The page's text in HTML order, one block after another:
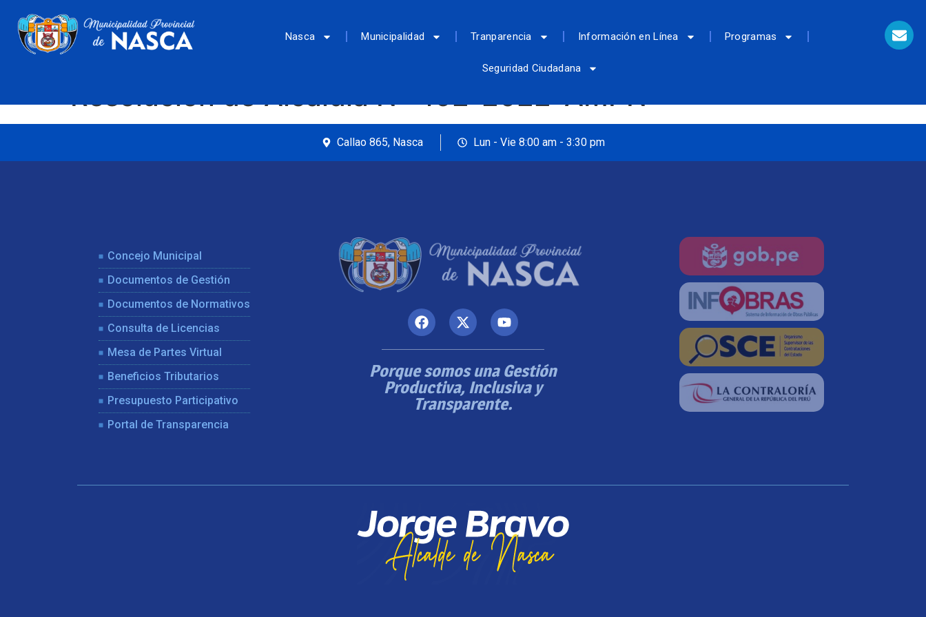
Nasca Municipalidad Tranparencia Información en Línea Programas
Seguridad Ciudadana
Resolución de Alcaldía N° 492-2022-AMPN
Callao 865, Nasca Lun - Vie 8:00 am - 3:30 pm
Concejo Municipal
Documentos de Gestión
Documentos de Normativos
Consulta de Licencias
Mesa de Partes Virtual
Beneficios Tributarios
Presupuesto Participativo
Portal de Transparencia
Porque somos una Gestión
Productiva, Inclusiva y
Transparente.